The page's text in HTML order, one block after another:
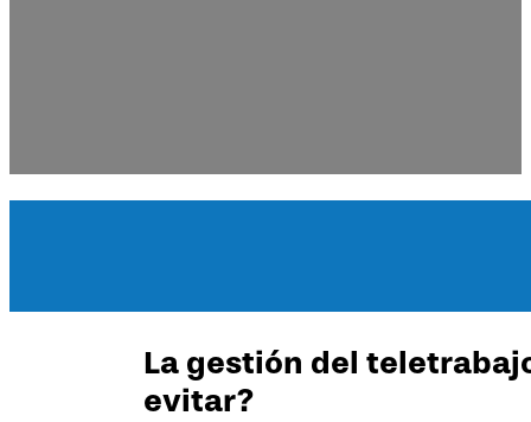
La gestión del
evitar?